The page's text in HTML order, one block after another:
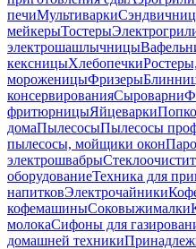
печиМультиварки
мейкерыТостеры
электрошашлычницы
кексницыХлебопечки
мороженицыФризеры
консервированияСыроварни
фритюрницыЯйцеварки
домаПылесосыПылесосы
пылесосы, мойщики окон
электрошвабры
оборудованиеТехника для
напитковЭлектрочайники
кофемашиныСоковыжималки
молокаСифоны для
домашней техники